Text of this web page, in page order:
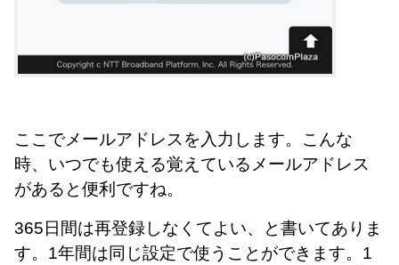
ここでメールアドレスを入力します。こんな
時、いつでも使える覚えているメールアドレス
があると便利ですね。
365日間は再登録しなくてよい、と書いてありま
す。1年間は同じ設定で使うことができます。1